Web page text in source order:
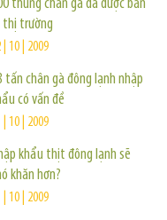
thùng chân gà đã được bán
thị trường
| 10 | 2009
tấn chân gà đông lạnh nhập
có vấn đề
| 10 | 2009
khẩu thịt đông lạnh sẽ
khăn hơn?
| 10 | 2009